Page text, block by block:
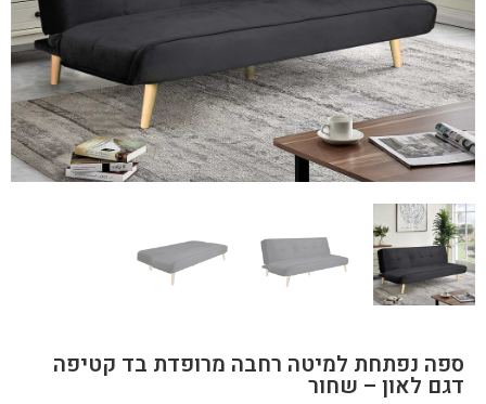
ספה נפתחת למיטה רחבה מרופדת בד קטיפה
דגם לאון – שחור